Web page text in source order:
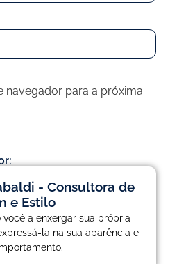
navegador para a próxima
- Consultora de
e Estilo
você a enxergar sua própria
la na sua aparência e